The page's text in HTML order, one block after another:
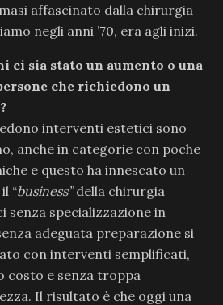
affascinato dalla chirurgia
negli anni ’70, era agli inizi.
ci sia stato un aumento o una
che richiedono un
interventi estetici sono
anche in categorie con poche
e questo ha innescato un
“business”della chirurgia
senza specializzazione in
adeguata preparazione si
con interventi semplificati,
costo e senza troppa
Il risultato è che oggi una